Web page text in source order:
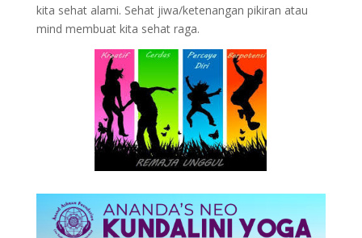
kita sehat alami. Sehat jiwa/ketenangan pikiran atau
mind membuat kita sehat raga.